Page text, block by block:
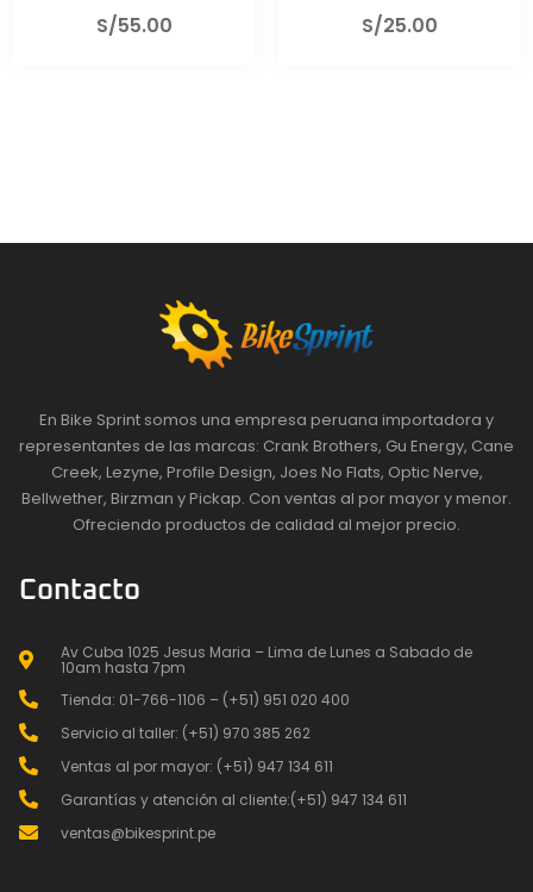
S/55.00 S/25.00
En Bike Sprint somos una empresa peruana importadora y
representantes de las marcas: Crank Brothers, Gu Energy, Cane
Creek, Lezyne, Profile Design, Joes No Flats, Optic Nerve,
Bellwether, Birzman y Pickap. Con ventas al por mayor y menor.
Ofreciendo productos de calidad al mejor precio.
Contacto
Av Cuba 1025 Jesus Maria – Lima de Lunes a Sabado de
10am hasta 7pm
Tienda: 01-766-1106 – (+51) 951 020 400
Servicio al taller: (+51) 970 385 262
Ventas al por mayor: (+51) 947 134 611
Garantías y atención al cliente:(+51) 947 134 611
ventas@bikesprint.pe